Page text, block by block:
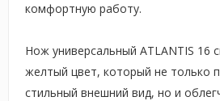
комфортную работу.
Нож универсальный ATLANTIS 16
желтый цвет, который не только
стильный внешний вид, но и